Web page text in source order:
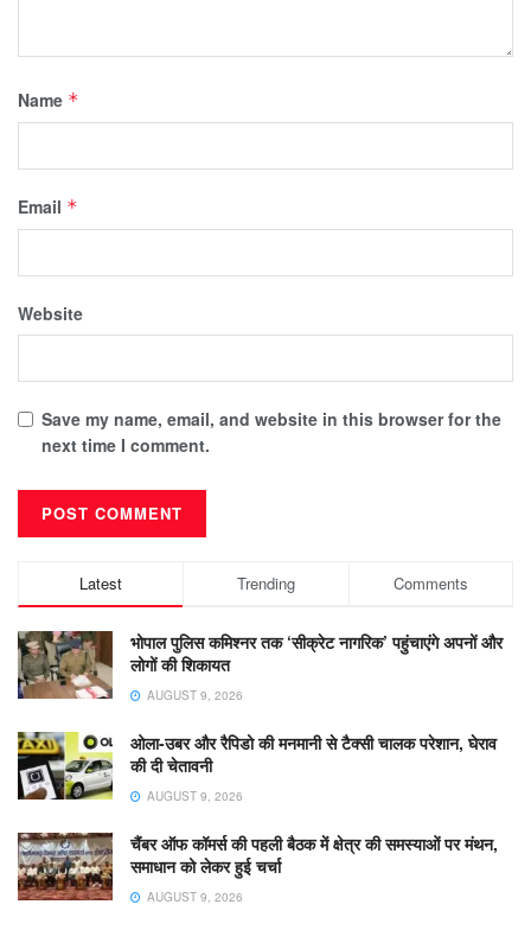
Name *
Email *
Website
Save my name, email, and website in this browser for the
next time I comment.
Latest Trending Comments
भोपाल पुलिस कमिश्नर तक ‘सीक्रेट नागरिक’ पहुंचाएंगे अपनों और
लोगों की शिकायत
AUGUST 9, 2026
ओला-उबर और रैपिडो की मनमानी से टैक्सी चालक परेशान, घेराव
की दी चेतावनी
AUGUST 9, 2026
चैंबर ऑफ कॉमर्स की पहली बैठक में क्षेत्र की समस्याओं पर मंथन,
समाधान को लेकर हुई चर्चा
AUGUST 9, 2026